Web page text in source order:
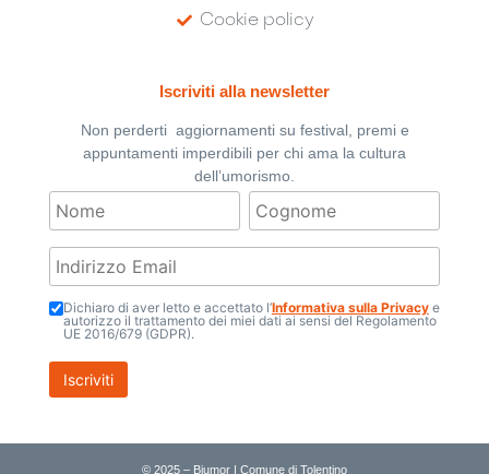
Cookie policy
Iscriviti alla newsletter
Non perderti aggiornamenti su festival, premi e
appuntamenti imperdibili per chi ama la cultura
dell’umorismo.
Dichiaro di aver letto e accettato l’Informativa sulla Privacye
autorizzo il trattamento dei miei dati ai sensi del Regolamento
UE 2016/679 (GDPR).
© 2025 – Biumor | Comune di Tolentino